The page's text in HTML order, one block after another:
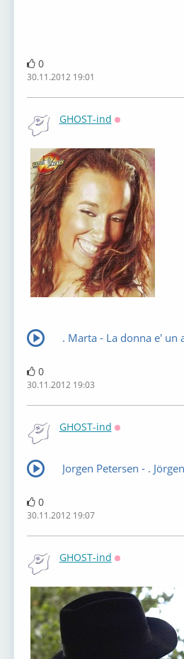
0
30.11.2012 19:01
GHOST-ind
. Marta - La donna e' un
0
30.11.2012 19:03
GHOST-ind
Jorgen Petersen - .
0
30.11.2012 19:07
GHOST-ind